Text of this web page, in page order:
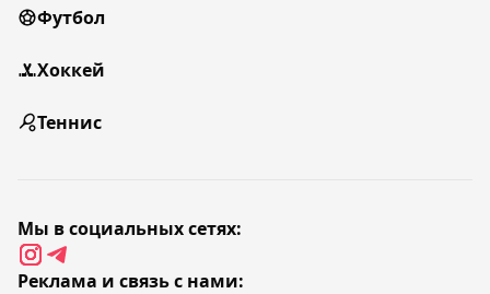
Футбол
Хоккей
Теннис
Мы в социальных сетях:
Реклама и связь с нами: